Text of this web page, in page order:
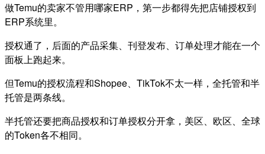
做Temu的卖家不管用哪家ERP，第一步都得先把店铺授权到
ERP系统里。
授权通了，后面的产品采集、刊登发布、订单处理才能在一个
面板上跑起来。
但Temu的授权流程和Shopee、TikTok不太一样，全托管和半
托管是两条线。
半托管还要把商品授权和订单授权分开拿，美区、欧区、全球
的Token各不相同。